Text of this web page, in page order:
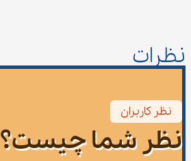
نظرات
نظر کاربران
نظر شما چیست؟